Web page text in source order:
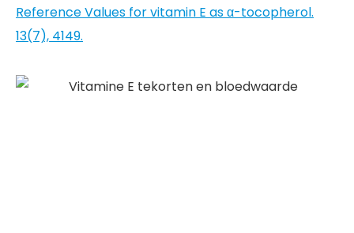
Reference Values for vitamin E as α-tocopherol.
13(7), 4149.